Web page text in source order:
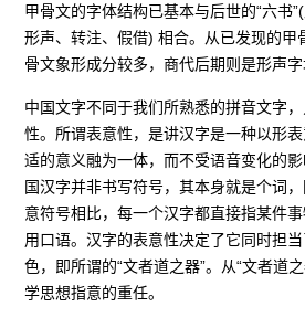
甲骨文的字体结构已基本与后世的“六书
形声、转注、假借) 相合。从已发现的甲
骨文象形成分较多，商代后期则是形声字
中国文字不同于我们所熟悉的拼音文字
性。所谓表意性，是讲汉字是一种以形
适的意义融为一体，而不受语音变化的
国汉字并非书写符号，其本身就是个词
意符号相比，每一个汉字都直接指某件
用口语。汉字的表意性决定了它同时担
色，即所谓的“文者道之器”。从“文者道
学思想指意的重任。